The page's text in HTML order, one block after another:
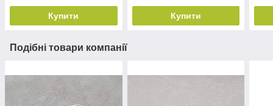
Купити Купити
Подібні товари компанії